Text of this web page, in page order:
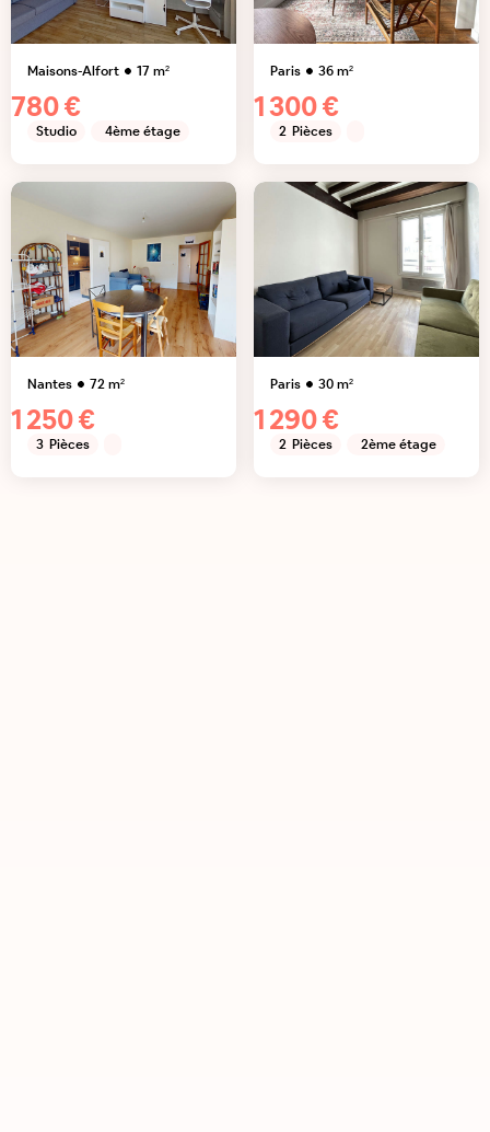
Maisons-Alfort 17m²
780 €
Studio 4ème étage
Paris 36m²
1 300 €
2 Pièces
Nantes 72m²
1 250 €
3 Pièces
Paris 30m²
1 290 €
2 Pièces 2ème étage